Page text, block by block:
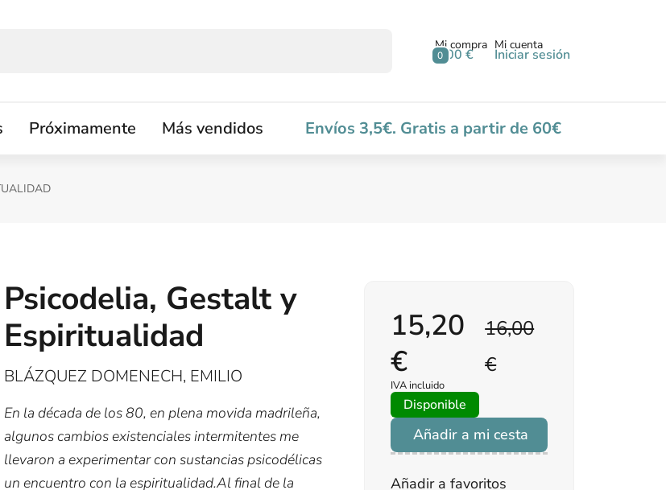
0
Mi compra
0,00 €
Mi cuenta
Iniciar sesión
Próximamente Más vendidos Envíos 3,5€. Gratis a partir de 60€
Psicodelia, Gestalt y
Espiritualidad
BLÁZQUEZ DOMENECH, EMILIO
En la década de los 80, en plena movida madrileña,
algunos cambios existenciales intermitentes me
llevaron a experimentar con sustancias psicodélicas
un encuentro con la espiritualidad.Al final de la
16,00
€
15,20
€
IVA incluido
Disponible
Añadir a mi cesta
Añadir a favoritos